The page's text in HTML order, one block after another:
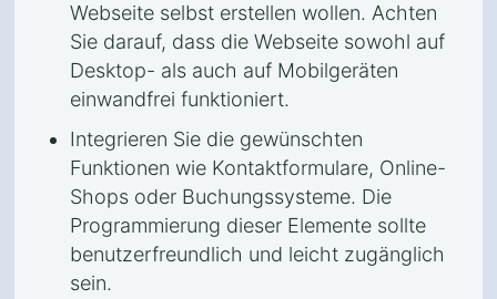
Webseite selbst erstellen wollen. Achten
Sie darauf, dass die Webseite sowohl auf
Desktop- als auch auf Mobilgeräten
einwandfrei funktioniert.
Integrieren Sie die gewünschten
Funktionen wie Kontaktformulare, Online-
Shops oder Buchungssysteme. Die
Programmierung dieser Elemente sollte
benutzerfreundlich und leicht zugänglich
sein.